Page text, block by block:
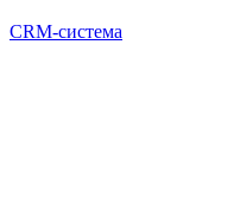
CRM-система